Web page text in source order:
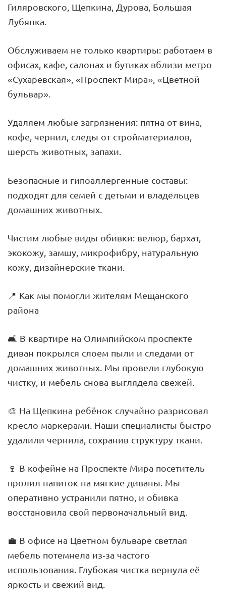
Гиляровского, Щепкина, Дурова, Большая
Лубянка.
Обслуживаем не только квартиры: работаем в
офисах, кафе, салонах и бутиках вблизи метро
«Сухаревская», «Проспект Мира», «Цветной
бульвар».
Удаляем любые загрязнения: пятна от вина,
кофе, чернил, следы от стройматериалов,
шерсть животных, запахи.
Безопасные и гипоаллергенные составы:
подходят для семей с детьми и владельцев
домашних животных.
Чистим любые виды обивки: велюр, бархат,
экокожу, замшу, микрофибру, натуральную
кожу, дизайнерские ткани.
📍 Как мы помогли жителям Мещанского
района
🛋 В квартире на Олимпийском проспекте
диван покрылся слоем пыли и следами от
домашних животных. Мы провели глубокую
чистку, и мебель снова выглядела свежей.
🎨 На Щепкина ребёнок случайно разрисовал
кресло маркерами. Наши специалисты быстро
удалили чернила, сохранив структуру ткани.
🍷 В кофейне на Проспекте Мира посетитель
пролил напиток на мягкие диваны. Мы
оперативно устранили пятно, и обивка
восстановила свой первоначальный вид.
💼 В офисе на Цветном бульваре светлая
мебель потемнела из-за частого
использования. Глубокая чистка вернула её
яркость и свежий вид.